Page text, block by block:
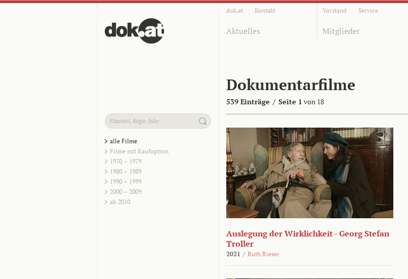
dok.at Kontakt Vorstand Service
Aktuelles Mitglieder
Dokumentarfilme
539 Einträge / Seite 1 von 18
alle Filme
Filme mit Kaufoption
1970 – 1979
1980 – 1989
1990 – 1999
2000 – 2009
ab 2010
Auslegung der Wirklichkeit - Georg Stefan
Troller
2021 / Ruth Rieser